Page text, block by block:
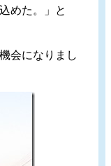
めた。」と
会になりまし